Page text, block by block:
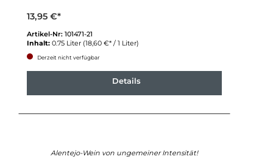
13,95 €*
Artikel-Nr: 101471-21
Inhalt: 0.75 Liter (18,60 €* / 1 Liter)
Derzeit nicht verfügbar
Details
Alentejo-Wein von ungemeiner Intensität!